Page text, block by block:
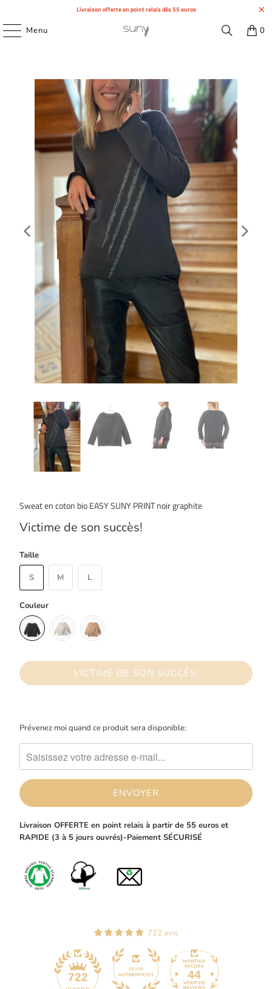
Livraison offerte en point relais dès 55 euros
Menu 0
Sweat en coton bio EASY SUNY PRINT noir graphite
Victime de son succès!
Taille
S M L
Couleur
VICTIME DE SON SUCCÈS!
Merci
me
contacter
{{
product
est
disponible
nouveau
Prévenez moi quand ce produit sera disponible:
Livraison OFFERTE en point relais à partir de 55 euros et
RAPIDE (3 à 5 jours ouvrés)-Paiement SÉCURISÉ
722 avis
722 44